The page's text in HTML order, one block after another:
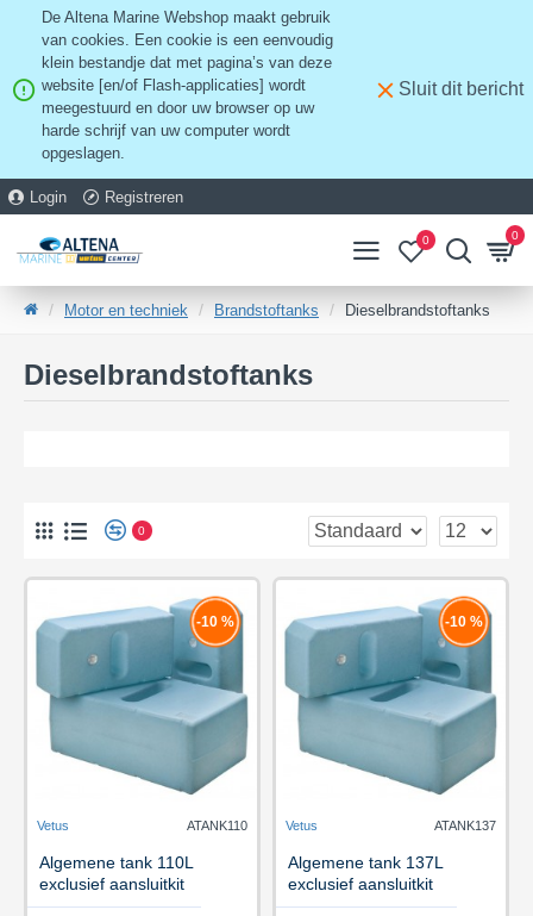
De Altena Marine Webshop maakt gebruik
van cookies. Een cookie is een eenvoudig
klein bestandje dat met pagina’s van deze
website [en/of Flash-applicaties] wordt
meegestuurd en door uw browser op uw
harde schrijf van uw computer wordt
opgeslagen.
Sluit dit bericht
Login Registreren
0 0
Motor en techniek Brandstoftanks Dieselbrandstoftanks
Dieselbrandstoftanks
0
-10 %
Vetus ATANK110
Algemene tank 110L
exclusief aansluitkit
-10 %
Vetus ATANK137
Algemene tank 137L
exclusief aansluitkit